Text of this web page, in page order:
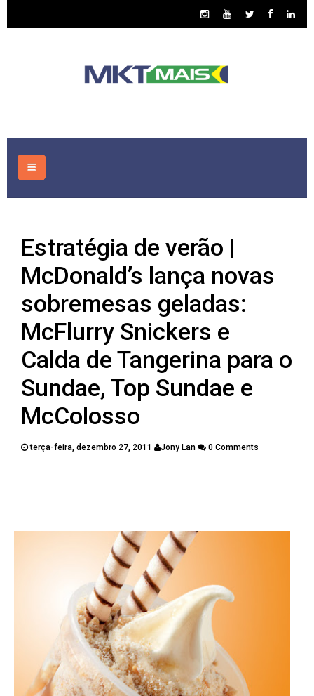
CONSULTORIA
ASSUNTOS
PUBLICAÇÕES
CONTATOS
Estratégia de verão |
McDonald’s lança novas
sobremesas geladas:
McFlurry Snickers e
Calda de Tangerina para o
Sundae, Top Sundae e
McColosso
terça-feira, dezembro 27, 2011 Jony Lan 0 Comments